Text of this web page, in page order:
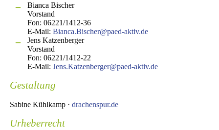
Bianca Bischer
Vorstand
Fon: 06221/1412-36
E-Mail: Bianca.Bischer@paed-aktiv.de
Jens Katzenberger
Vorstand
Fon: 06221/1412-22
E-Mail: Jens.Katzenberger@paed-aktiv.de
Gestaltung
Sabine Kühlkamp · drachenspur.de
Urheberrecht